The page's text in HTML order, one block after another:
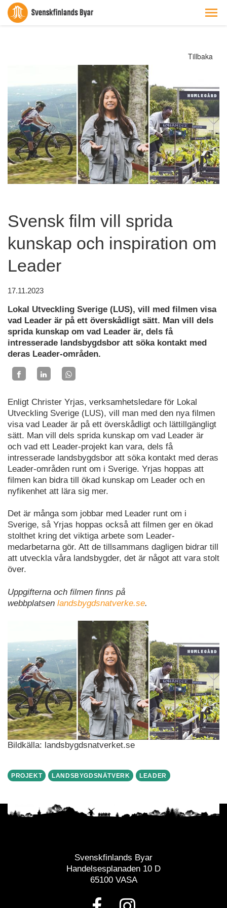
Tillbaka
PROJEKT LANDSBYGDSNÄTVERK LEADER
Svensk film vill sprida
kunskap och inspiration om
Leader
17.11.2023
Lokal Utveckling Sverige (LUS), vill med filmen visa
vad Leader är på ett överskådligt sätt. Man vill dels
sprida kunskap om vad Leader är, dels få
intresserade landsbygdsbor att söka kontakt med
deras Leader-områden.
Enligt Christer Yrjas, verksamhetsledare för Lokal
Utveckling Sverige (LUS), vill man med den nya filmen
visa vad Leader är på ett överskådligt och lättillgängligt
sätt. Man vill dels sprida kunskap om vad Leader är
och vad ett Leader-projekt kan vara, dels få
intresserade landsbygdsbor att söka kontakt med deras
Leader-områden runt om i Sverige. Yrjas hoppas att
filmen kan bidra till ökad kunskap om Leader och en
nyfikenhet att lära sig mer.
Det är många som jobbar med Leader runt om i
Sverige, så Yrjas hoppas också att filmen ger en ökad
stolthet kring det viktiga arbete som Leader-
medarbetarna gör. Att de tillsammans dagligen bidrar till
att utveckla våra landsbygder, det är något att vara stolt
över.
Uppgifterna och filmen finns på
webbplatsen landsbygdsnatverke.se.
Bildkälla: landsbygdsnatverket.se
Svenskfinlands Byar
Handelsesplanaden 10 D
65100 VASA